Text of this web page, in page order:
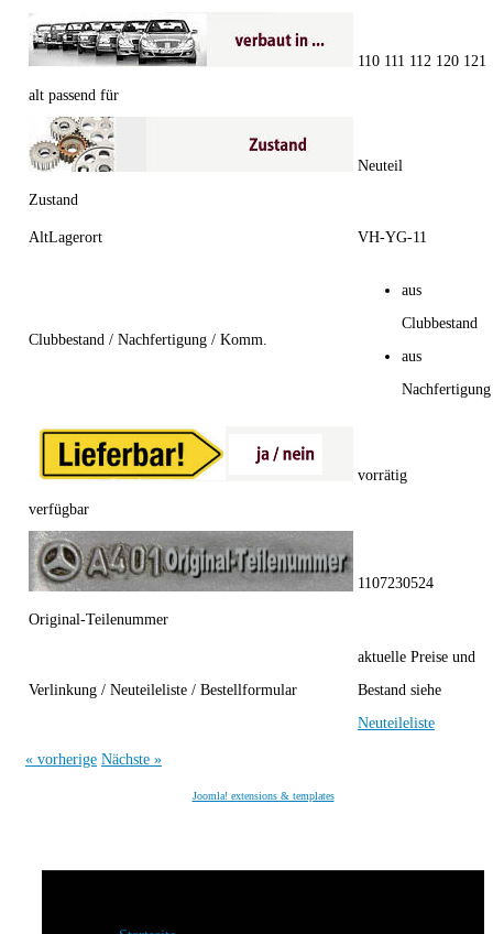
alt passend für
110 111 112 120 121
Zustand
Neuteil
AltLagerort VH-YG-11
Clubbestand / Nachfertigung / Komm.
aus
Clubbestand
aus
Nachfertigung
verfügbar
vorrätig
Original-Teilenummer
1107230524
Verlinkung / Neuteileliste / Bestellformular
aktuelle Preise und
Bestand siehe
Neuteileliste
« vorherige Nächste »
Joomla! extensions & templates